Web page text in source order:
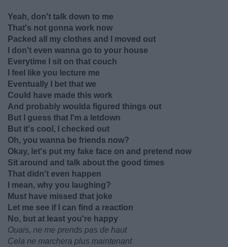
Yeah, don't talk down to me
That's not gonna work now
Packed all my clothes and I moved out
I don't even wanna go to your house
Everytime I sit on that couch
I feel like you lecture me
Eventually I bet that we
Could have made this work
And probably woulda figured things out
But I guess that I'm a letdown
But it's cool, I checked out
Oh, you wanna be friends now?
Okay, let's put my fake face on and pretend now
Sit around and talk about the good times
That didn't even happen
I mean, why you laughing?
Must have missed that joke
Let me see if I can find a reaction
No, but at least you're happy
Ouais, ne me prends pas de haut
Cela ne marchera plus maintenant